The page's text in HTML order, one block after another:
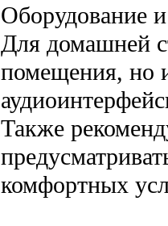
Оборудование
Для домашней
помещения, но
Также
комфортных